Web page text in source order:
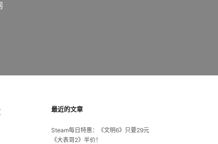
最近的文章
Steam每日特惠：《文明6》只要29元
《大表哥2》半价！